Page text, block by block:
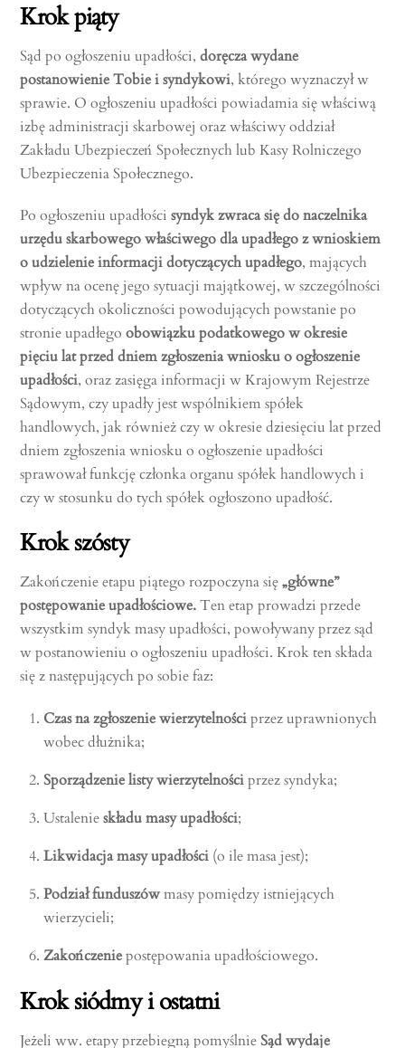
Krok piąty
Sąd po ogłoszeniu upadłości,doręczawydane
postanowienie Tobie i syndykowi, którego wyznaczył w
sprawie. O ogłoszeniu upadłości powiadamia się właściwą
izbę administracji skarbowej oraz właściwy oddział
Zakładu Ubezpieczeń Społecznych lub Kasy Rolniczego
Ubezpieczenia Społecznego.
Po ogłoszeniu upadłościsyndyk zwraca się do naczelnika
urzędu skarbowego właściwego dla upadłego z wnioskiem
o udzielenie informacji dotyczących upadłego, mających
wpływ na ocenę jego sytuacji majątkowej, w szczególności
dotyczących okoliczności powodujących powstanie po
stronie upadłegoobowiązku podatkowego w okresie
pięciu lat przed dniem zgłoszenia wniosku o ogłoszenie
upadłości, oraz zasięga informacji w Krajowym Rejestrze
Sądowym, czy upadły jest wspólnikiem spółek
handlowych, jak również czy w okresie dziesięciu lat przed
dniem zgłoszenia wniosku o ogłoszenie upadłości
sprawował funkcję członka organu spółek handlowych i
czy w stosunku do tych spółek ogłoszono upadłość.
Krok szósty
Zakończenie etapu piątego rozpoczyna się„główne”
postępowanie upadłościowe.Ten etap prowadzi przede
wszystkim syndyk masy upadłości, powoływany przez sąd
w postanowieniu o ogłoszeniu upadłości. Krok ten składa
się z następujących po sobie faz:
Czas na zgłoszenie wierzytelnościprzez uprawnionych
wobec dłużnika;
Sporządzenie listy wierzytelnościprzez syndyka;
Ustalenieskładu masy upadłości;
Likwidacja masy upadłości (o ile masa jest);
Podział funduszówmasy pomiędzy istniejących
wierzycieli;
Zakończeniepostępowania upadłościowego.
Krok siódmy i ostatni
Jeżeli ww. etapy przebiegną pomyślnieSąd wydaje